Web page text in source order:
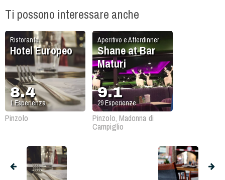
Ti possono interessare anche
Ristorante
Hotel Europeo
8.4
1Esperienza
Pinzolo
Aperitivo e Afterdinner
Shane at Bar
Maturi
9.1
29Esperienze
Pinzolo, Madonna di
Campiglio